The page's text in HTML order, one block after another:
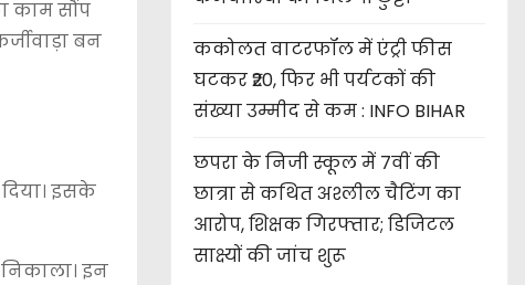
काम सौंप
बन
इसके
इन
ककोलत वाटरफॉल में एंट्री फीस
घटकर ₹20, फिर भी पर्यटकों की
संख्या उम्मीद से कम : INFO BIHAR
छपरा के निजी स्कूल में 7वीं की
छात्रा से कथित अश्लील चैटिंग का
आरोप, शिक्षक गिरफ्तार; डिजिटल
साक्ष्यों की जांच शुरू